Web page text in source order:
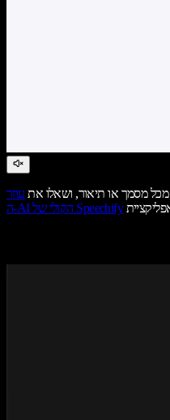
מכל מסמך או תיאור, ושאלו את עוזר
ה-AI הקולי של Speechify